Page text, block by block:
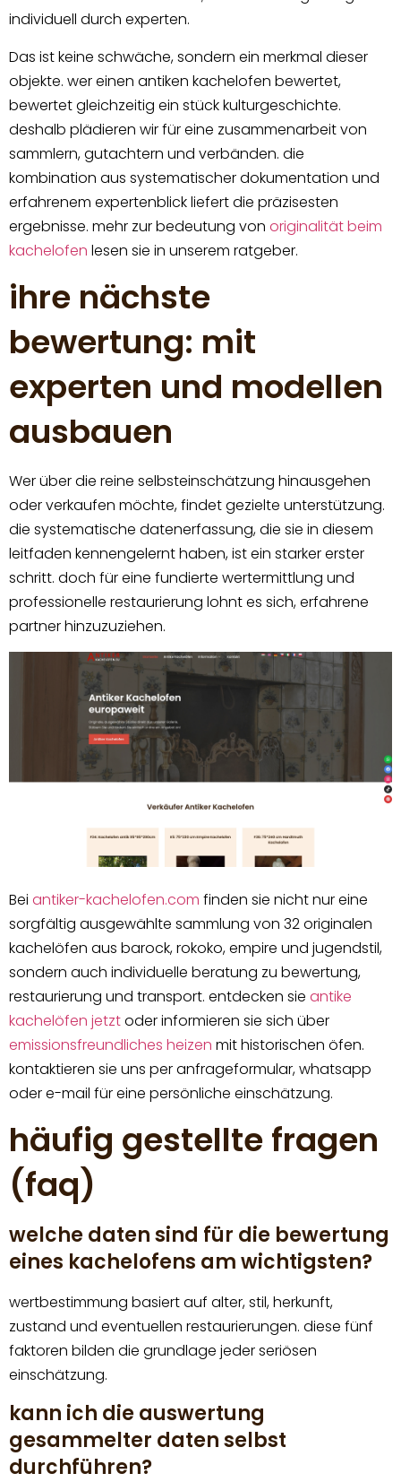
individuell durch experten.
Das ist keine schwäche, sondern ein merkmal dieser
objekte. wer einen antiken kachelofen bewertet,
bewertet gleichzeitig ein stück kulturgeschichte.
deshalb plädieren wir für eine zusammenarbeit von
sammlern, gutachtern und verbänden. die
kombination aus systematischer dokumentation und
erfahrenem expertenblick liefert die präzisesten
ergebnisse. mehr zur bedeutung von originalität beim
kachelofen lesen sie in unserem ratgeber.
ihre nächste
bewertung: mit
experten und modellen
ausbauen
Wer über die reine selbsteinschätzung hinausgehen
oder verkaufen möchte, findet gezielte unterstützung.
die systematische datenerfassung, die sie in diesem
leitfaden kennengelernt haben, ist ein starker erster
schritt. doch für eine fundierte wertermittlung und
professionelle restaurierung lohnt es sich, erfahrene
partner hinzuzuziehen.
Bei antiker-kachelofen.com finden sie nicht nur eine
sorgfältig ausgewählte sammlung von 32 originalen
kachelöfen aus barock, rokoko, empire und jugendstil,
sondern auch individuelle beratung zu bewertung,
restaurierung und transport. entdecken sie antike
kachelöfen jetztoder informieren sie sich über
emissionsfreundliches heizen mit historischen öfen.
kontaktieren sie uns per anfrageformular, whatsapp
oder e-mail für eine persönliche einschätzung.
häufig gestellte fragen
(faq)
welche daten sind für die bewertung
eines kachelofens am wichtigsten?
wertbestimmung basiert auf alter, stil, herkunft,
zustand und eventuellen restaurierungen. diese fünf
faktoren bilden die grundlage jeder seriösen
einschätzung.
kann ich die auswertung
gesammelter daten selbst
durchführen?